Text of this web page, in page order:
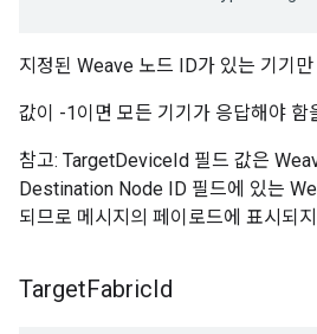
지정된 Weave 노드 ID가 있는 기기
값이 -1이면 모든 기기가 응답해야 함
참고: TargetDeviceId 필드 값은
Destination Node ID 필드에 있는
되므로 메시지의 페이로드에 표시되
TargetFabricId